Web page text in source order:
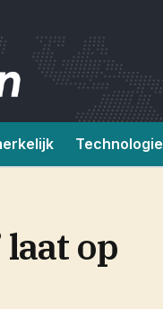
Technologie
op